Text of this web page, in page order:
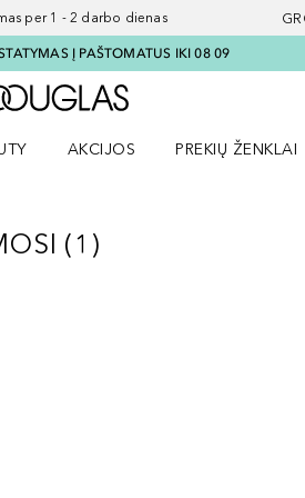
per 1 - 2 darbo dienas
Į PAŠTOMATUS IKI 08 09
Į Douglas pagrindinį
AKCIJOS
PREKIŲ ŽENKLAI
1REZULTATAI
(1 )